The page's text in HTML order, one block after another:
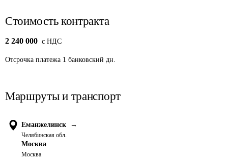
Стоимость контракта
2 240 000 c НДС
Отсрочка платежа 1 банковский дн.
Маршруты и транспорт
Еманжелинск →
Челябинская обл.
Москва
Москва